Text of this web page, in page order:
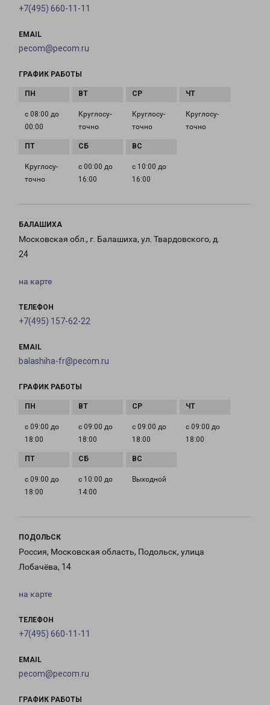
+7(495) 660-11-11
EMAIL
pecom@pecom.ru
ГРАФИК РАБОТЫ
с 08:00 до
00:00
Круглосу­
точно
Круглосу­
точно
Круглосу­
точно
Круглосу­
точно
с 00:00 до
16:00
с 10:00 до
16:00
БАЛАШИХА
Московская обл., г. Балашиха, ул. Твардовского, д.
24
на карте
ТЕЛЕФОН
+7(495) 157-62-22
EMAIL
balashiha-fr@pecom.ru
ГРАФИК РАБОТЫ
с 09:00 до
18:00
с 09:00 до
18:00
с 09:00 до
18:00
с 09:00 до
18:00
с 09:00 до
18:00
с 10:00 до
14:00
Выходной
ПОДОЛЬСК
Россия, Московская область, Подольск, улица
Лобачёва, 14
на карте
ТЕЛЕФОН
+7(495) 660-11-11
EMAIL
pecom@pecom.ru
ГРАФИК РАБОТЫ